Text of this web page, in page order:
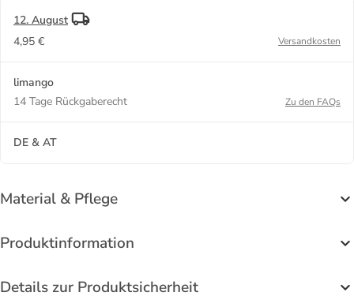
12. August
4,95 €
Versandkosten
limango
14 Tage Rückgaberecht
Zu den FAQs
DE & AT
Material & Pflege
Produktinformation
Details zur Produktsicherheit